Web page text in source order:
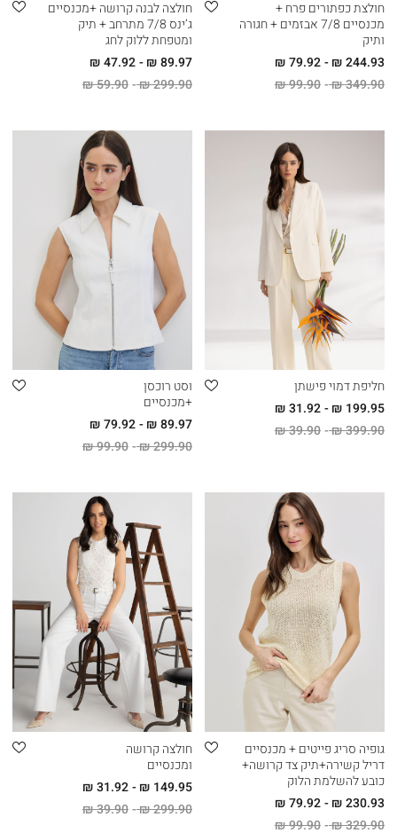
חולצת כפתורים פרח +
מכנסיים 7/8 אבזמים + חגורה
ותיק
99.90 ₪ 349.90 ₪
79.92 ₪ 244.93 ₪
חולצה לבנה קרושה +מכנסיים
ג’ינס 7/8 מתרחב + תיק
ומטפחת ללוק לחג
59.90 ₪ 299.90 ₪
47.92 ₪ 89.97 ₪
חליפת דמוי פישתן
39.90 ₪ 399.90 ₪
31.92 ₪ 199.95 ₪
וסט רוכסן
+מכנסיים
99.90 ₪ 299.90 ₪
79.92 ₪ 89.97 ₪
גופיה סריג פייטים + מכנסיים
דריל קשירה+תיק צד קרושה+
כובע להשלמת הלוק
99.90 ₪ 329.90 ₪
79.92 ₪ 230.93 ₪
חולצה קרושה
ומכנסיים
39.90 ₪ 299.90 ₪
31.92 ₪ 149.95 ₪